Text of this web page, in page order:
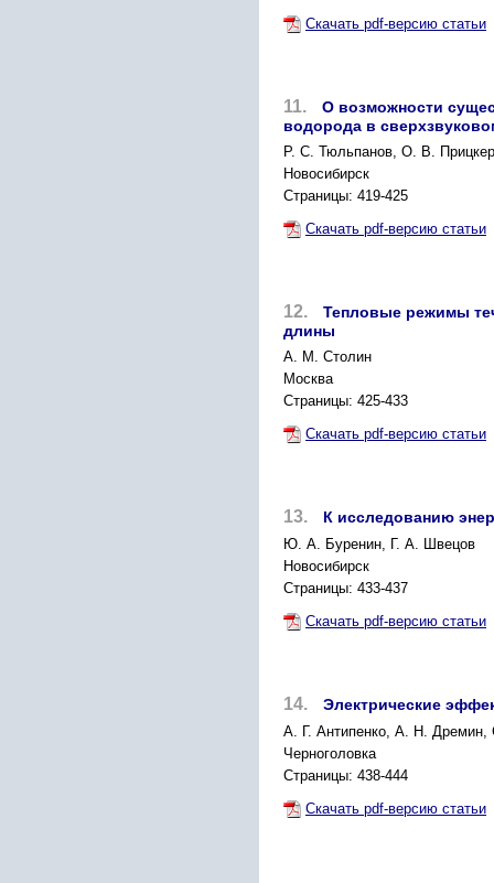
Скачать pdf-версию статьи
11.
О возможности
водорода в
Р. С. Тюльпанов, О. В.
Новосибирск
Страницы: 419-425
Скачать pdf-версию статьи
12.
Тепловые режимы
длины
А. М. Столин
Москва
Страницы: 425-433
Скачать pdf-версию статьи
13. К исследованию
Ю. А. Буренин, Г. А. Швецов
Новосибирск
Страницы: 433-437
Скачать pdf-версию статьи
14. Электрические
A. Г. Антипенко, А. Н.
Черноголовка
Страницы: 438-444
Скачать pdf-версию статьи